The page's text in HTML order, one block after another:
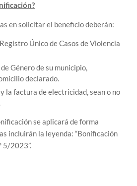
en solicitar el beneficio deberán:
Único de Casos de Violencia
Género de su municipio,
declarado.
la factura de electricidad, sean o no
se aplicará de forma
incluirán la leyenda: “Bonificación
5/2023”.